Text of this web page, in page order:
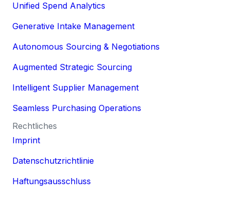
Unified Spend Analytics
Generative Intake Management
Autonomous Sourcing & Negotiations
Augmented Strategic Sourcing
Intelligent Supplier Management
Seamless Purchasing Operations
Rechtliches
Imprint
Datenschutzrichtlinie
Haftungsausschluss